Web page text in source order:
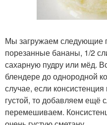
Мы загружаем следующие
порезанные бананы, 1/2
сахарную пудру или мёд.
блендере до однородной
случае, если
густой, то добавляем ещё
перемешиваем.